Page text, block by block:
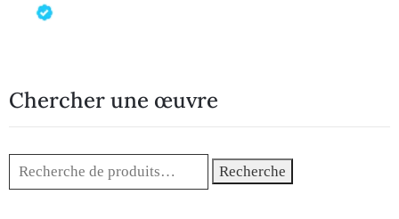
Chercher une œuvre
Recherche